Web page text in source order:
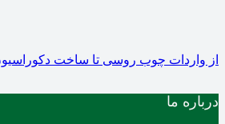
از واردات چوب روسی تا ساخت
درباره ما